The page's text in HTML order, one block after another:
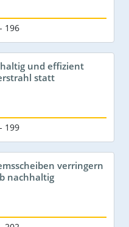
196
und effizient
statt
199
verringern
nachhaltig